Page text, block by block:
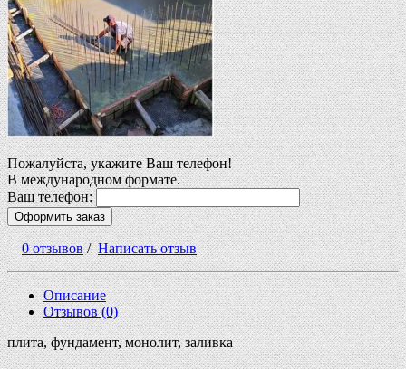
Пожалуйста, укажите Ваш телефон!
В международном формате.
Ваш телефон:
Оформить заказ
0 отзывов/Написать отзыв
Описание
Отзывов (0)
плита, фундамент, монолит, заливка